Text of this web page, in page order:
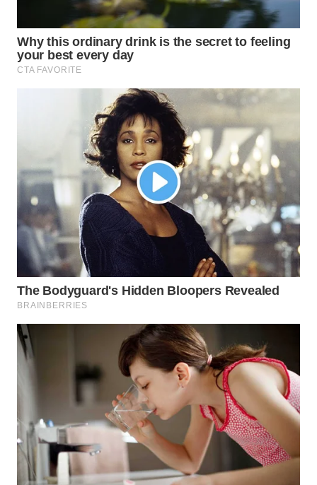
WAHANA
NEWS
ADVOKAT
WAHANA
INFRASTRUKTUR
WAHANA
KONSUMEN
WAHANA
WAHANA
TV
WAHANANEWS
ID